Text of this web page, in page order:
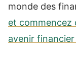
monde des
et commencez
avenir financier